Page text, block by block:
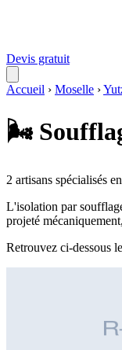
Devis gratuit
Accueil › Moselle ›
🌬️
2 artisans spécialisés
L'isolation par
projeté
Retrouvez ci-dessous